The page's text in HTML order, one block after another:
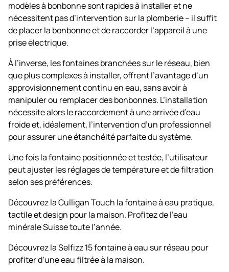
modèles à bonbonne sont rapides à installer et ne
nécessitent pas d’intervention sur la plomberie – il suffit
de placer la bonbonne et de raccorder l’appareil à une
prise électrique.
À l’inverse, les fontaines branchées sur le réseau, bien
que plus complexes à installer, offrent l’avantage d’un
approvisionnement continu en eau, sans avoir à
manipuler ou remplacer des bonbonnes. L’installation
nécessite alors le raccordement à une arrivée d’eau
froide et, idéalement, l’intervention d’un professionnel
pour assurer une étanchéité parfaite du système.
Une fois la fontaine positionnée et testée, l’utilisateur
peut ajuster les réglages de température et de filtration
selon ses préférences.
Découvrez la Culligan Touch la fontaine à eau pratique,
tactile et design pour la maison. Profitez de l’eau
minérale Suisse toute l’année.
Découvrez la Selfizz 15 fontaine à eau sur réseau pour
profiter d’une eau filtrée à la maison.